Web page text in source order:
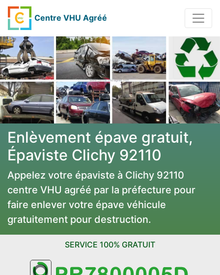
Centre VHU Agréé
Enlèvement épave gratuit,
Épaviste Clichy 92110
Appelez votre épaviste à Clichy 92110
centre VHU agréé par la préfecture pour
faire enlever votre épave véhicule
gratuitement pour destruction.
SERVICE 100% GRATUIT